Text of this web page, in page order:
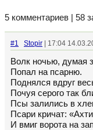
5 комментариев | 58
#1 Stopir | 17:04
Волк ночью, думая
Попал на псарню.
Поднялся вдруг
Почуя серого так
Псы залились в
Псари кричат:
И вмиг ворота на